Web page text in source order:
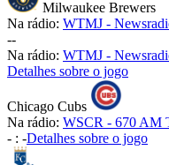
Milwaukee Brewers
Na rádio: WTMJ -
--
Na rádio: WTMJ -
Detalhes sobre o jogo
Chicago Cubs
Na rádio: WSCR - 670 AM
- : -Detalhes sobre o jogo